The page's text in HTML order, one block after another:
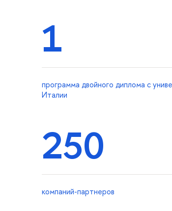
1
программа двойного диплома с
Италии
250
компаний-партнеров